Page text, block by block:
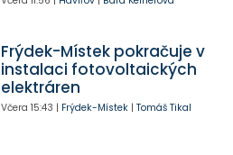
Frýdek-Místek pokračuje v
instalaci fotovoltaických
elektráren
Včera 15:43 | Frýdek-Místek| Tomáš Tikal